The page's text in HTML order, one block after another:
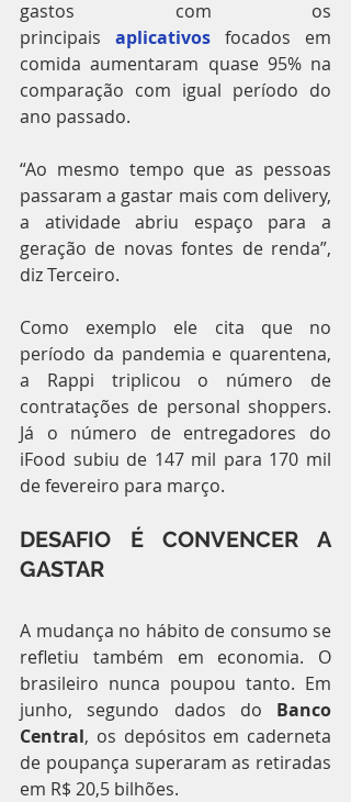
gastos com os
principais aplicativos focados em
comida aumentaram quase 95% na
comparação com igual período do
ano passado.
“Ao mesmo tempo que as pessoas
passaram a gastar mais com delivery,
a atividade abriu espaço para a
geração de novas fontes de renda”,
diz Terceiro.
Como exemplo ele cita que no
período da pandemia e quarentena,
a Rappi triplicou o número de
contratações de personal shoppers.
Já o número de entregadores do
iFood subiu de 147 mil para 170 mil
de fevereiro para março.
DESAFIO É CONVENCER A
GASTAR
A mudança no hábito de consumo se
refletiu também em economia. O
brasileiro nunca poupou tanto. Em
junho, segundo dados do Banco
Central, os depósitos em caderneta
de poupança superaram as retiradas
em R$ 20,5 bilhões.